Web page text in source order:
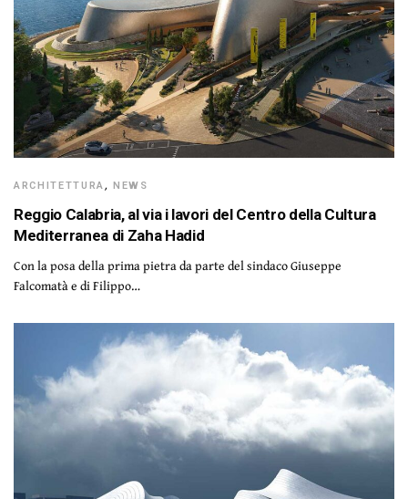
ARCHITETTURA, NEWS
Reggio Calabria, al via i lavori del Centro della Cultura
Mediterranea di Zaha Hadid
Con la posa della prima pietra da parte del sindaco Giuseppe
Falcomatà e di Filippo…